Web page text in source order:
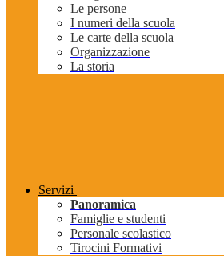
Le persone
I numeri della scuola
Le carte della scuola
Organizzazione
La storia
Servizi
Panoramica
Famiglie e studenti
Personale scolastico
Tirocini Formativi